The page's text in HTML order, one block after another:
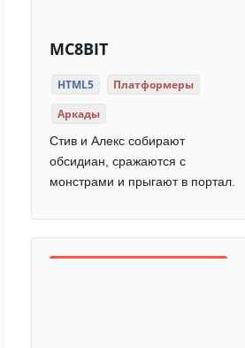
MC8BIT
HTML5
Платформеры
Аркады
Стив и Алекс собирают
обсидиан, сражаются с
монстрами и прыгают в портал.